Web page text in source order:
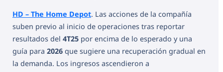
HD – The Home Depot. Las acciones de la compañía
suben previo al inicio de operaciones tras reportar
resultados del 4T25 por encima de lo esperado y una
guía para 2026 que sugiere una recuperación gradual en
la demanda. Los ingresos ascendieron a